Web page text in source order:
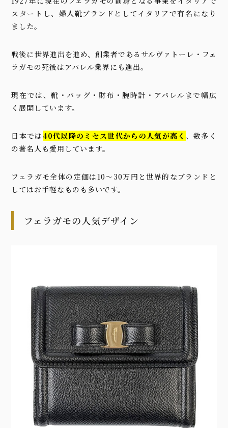
スタートし、婦人靴ブランドとしてイタリアで有名になり
ました。
戦後に世界進出を進め、創業者であるサルヴァトーレ・フェ
ラガモの死後はアパレル業界にも進出。
現在では、靴・バッグ・財布・腕時計・アパレルまで幅広
く展開しています。
日本では 40代以降のミセス世代からの人気が高く 、数多く
の著名人も愛用しています。
フェラガモ全体の定価は10〜30万円と世界的なブランドと
してはお手軽なものも多いです。
フェラガモの人気デザイン